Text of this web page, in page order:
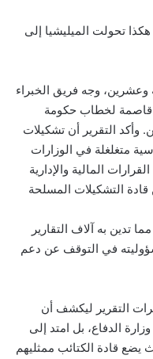
هكذا تحولت الميليشيا إلى
وعشرين، وجه فريق الخبراء
قاصمة لخطاب حكومة
وأكد التقرير أن تشكيلات
متغلغلة في الوزارات
المالية والإدارية
التشكيلات المسلحة
تدين به آلاف التقارير
في التوقف عن دعم
التقرير ليكشف أن
الدفاع، بل امتد إلى
يضع قادة الكتائب ممثليهم